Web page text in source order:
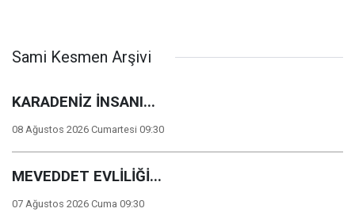
Sami Kesmen Arşivi
KARADENİZ İNSANI...
08 Ağustos 2026 Cumartesi 09:30
MEVEDDET EVLİLİĞİ...
07 Ağustos 2026 Cuma 09:30